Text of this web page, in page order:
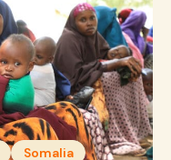
Somalia